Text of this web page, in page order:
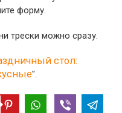
форму.
трески можно сразу.
стол:
".